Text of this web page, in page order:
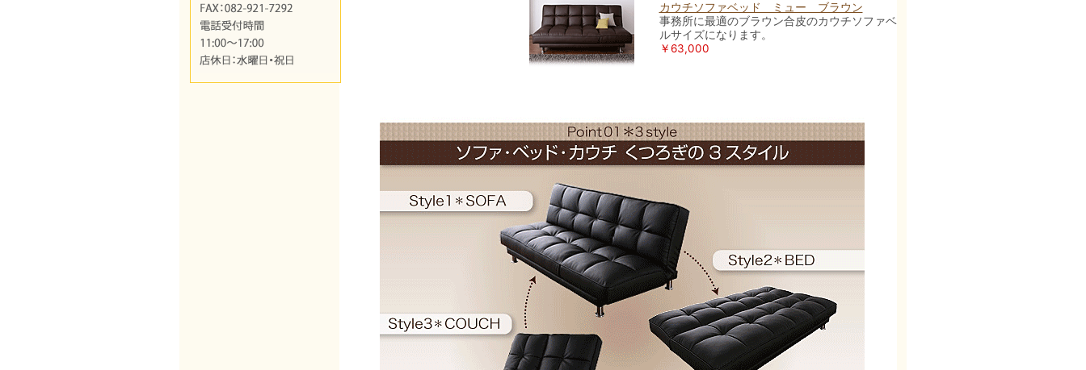
カウチソファベッド ミュー ブラウン
事務所に最適のブラウン合皮のカウチソファベッド。ベッド時にはセミダブ
ルサイズになります。
￥63,000